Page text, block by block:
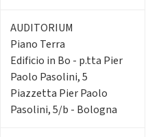
AUDITORIUM
Piano Terra
Edificio in Bo - p.tta Pier
Paolo Pasolini, 5
Piazzetta Pier Paolo
Pasolini, 5/b - Bologna